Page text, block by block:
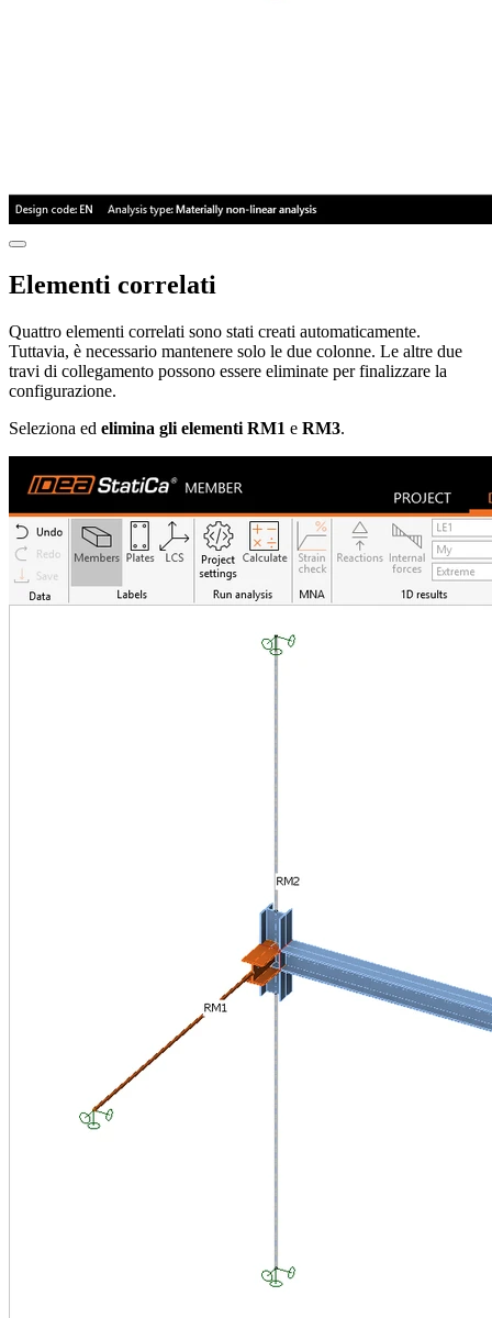
Elementi correlati
Quattro elementi correlati sono stati creati automaticamente.
Tuttavia, è necessario mantenere solo le due colonne. Le altre due
travi di collegamento possono essere eliminate per finalizzare la
configurazione.
Seleziona ed elimina gli elementi RM1 e RM3.